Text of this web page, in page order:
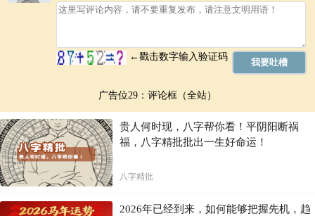
广告位29：评论框（全站）
贵人何时现，八字帮你看！平阴阳断祸
福，八字精批批出一生好命运！
八字精批
2026年已经到来，如何能够把握先机，趋